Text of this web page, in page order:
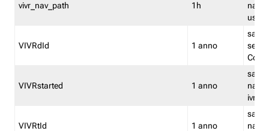
vivr_nav_path 1h
VIVRdId 1 anno
salva
Convy
VIVRstarted 1 anno
salva
ivr
VIVRtId 1 anno
salva